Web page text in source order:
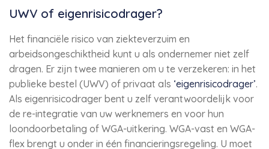
UWV of eigenrisicodrager?
Het financiële risico van ziekteverzuim en
arbeidsongeschiktheid kunt u als ondernemer niet zelf
dragen. Er zijn twee manieren om u te verzekeren: in het
publieke bestel (UWV) of privaat als ‘eigenrisicodrager’.
Als eigenrisicodrager bent u zelf verantwoordelijk voor
de re-integratie van uw werknemers en voor hun
loondoorbetaling of WGA-uitkering. WGA-vast en WGA-
flex brengt u onder in één financieringsregeling. U moet